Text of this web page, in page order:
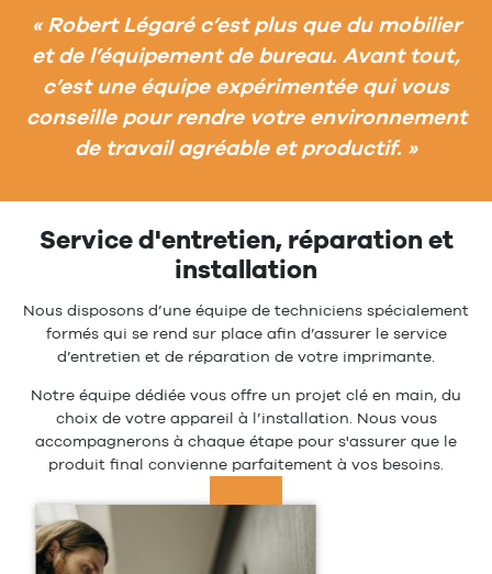
«Robert Légaré c’est plus que du mobilier
et de l’équipement de bureau. Avant tout,
c’est une équipe expérimentée qui vous
conseille pour rendre votre environnement
de travail agréable et productif. »
Service d'entretien, réparation et
installation
Nous disposons d’une équipe de techniciens spécialement
formés qui se rend sur place afin d’assurer le service
d’entretien et de réparation de votre imprimante.
Notre équipe dédiée vous offre un projet clé en main, du
choix de votre appareil à l’installation. Nous vous
accompagnerons à chaque étape pour s'assurer que le
produit final convienne parfaitement à vos besoins.